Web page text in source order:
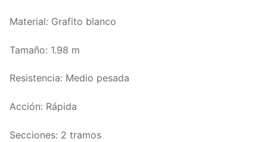
Material: Grafito blanco
Tamaño: 1.98 m
Resistencia: Medio pesada
Acción: Rápida
Secciones: 2 tramos